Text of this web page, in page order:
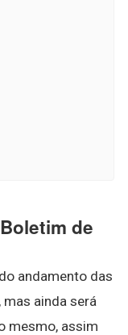
de
andamento das
ainda será
mesmo, assim